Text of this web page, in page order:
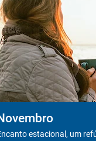
estacional, um